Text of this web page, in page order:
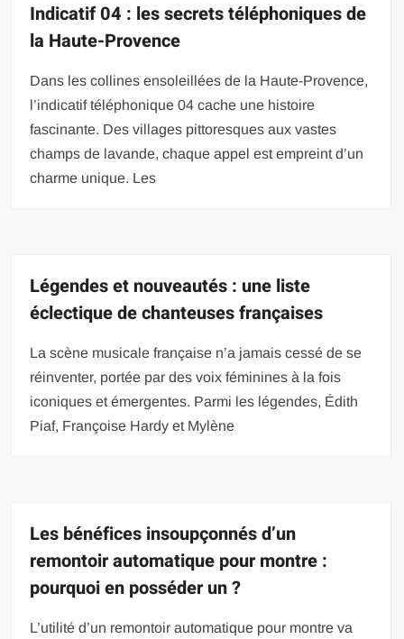
Indicatif 04 : les secrets téléphoniques de
la Haute-Provence
Dans les collines ensoleillées de la Haute-Provence,
l’indicatif téléphonique 04 cache une histoire
fascinante. Des villages pittoresques aux vastes
champs de lavande, chaque appel est empreint d’un
charme unique. Les
Légendes et nouveautés : une liste
éclectique de chanteuses françaises
La scène musicale française n’a jamais cessé de se
réinventer, portée par des voix féminines à la fois
iconiques et émergentes. Parmi les légendes, Édith
Piaf, Françoise Hardy et Mylène
Les bénéfices insoupçonnés d’un
remontoir automatique pour montre :
pourquoi en posséder un ?
L’utilité d’un remontoir automatique pour montre va